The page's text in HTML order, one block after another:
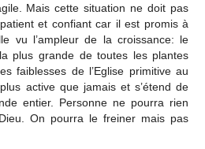
Mais cette situation ne doit pas
et confiant car il est promis à
vu l’ampleur de la croissance: le
plus grande de toutes les plantes
faiblesses de l’Eglise primitive au
active que jamais et s’étend de
entier. Personne ne pourra rien
On pourra le freiner mais pas